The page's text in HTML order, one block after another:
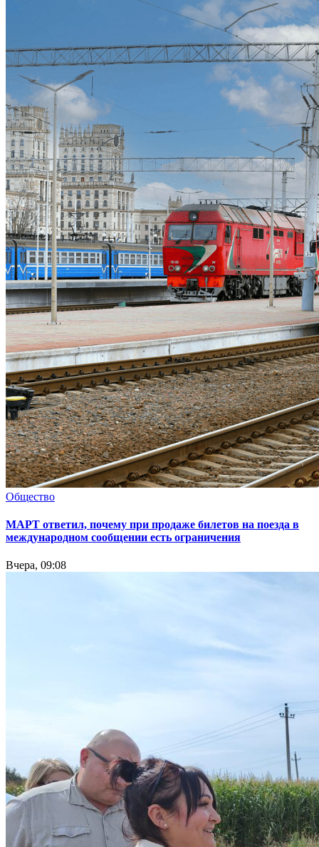
Общество
МАРТ ответил, почему при продаже билетов на поезда в
международном сообщении есть ограничения
Вчера, 09:08